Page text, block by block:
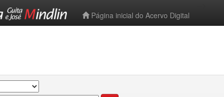
Página inicial do Acervo Digital